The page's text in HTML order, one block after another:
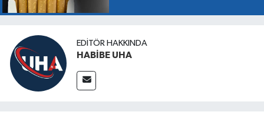
EDITÖR HAKKINDA
HABİBE UHA